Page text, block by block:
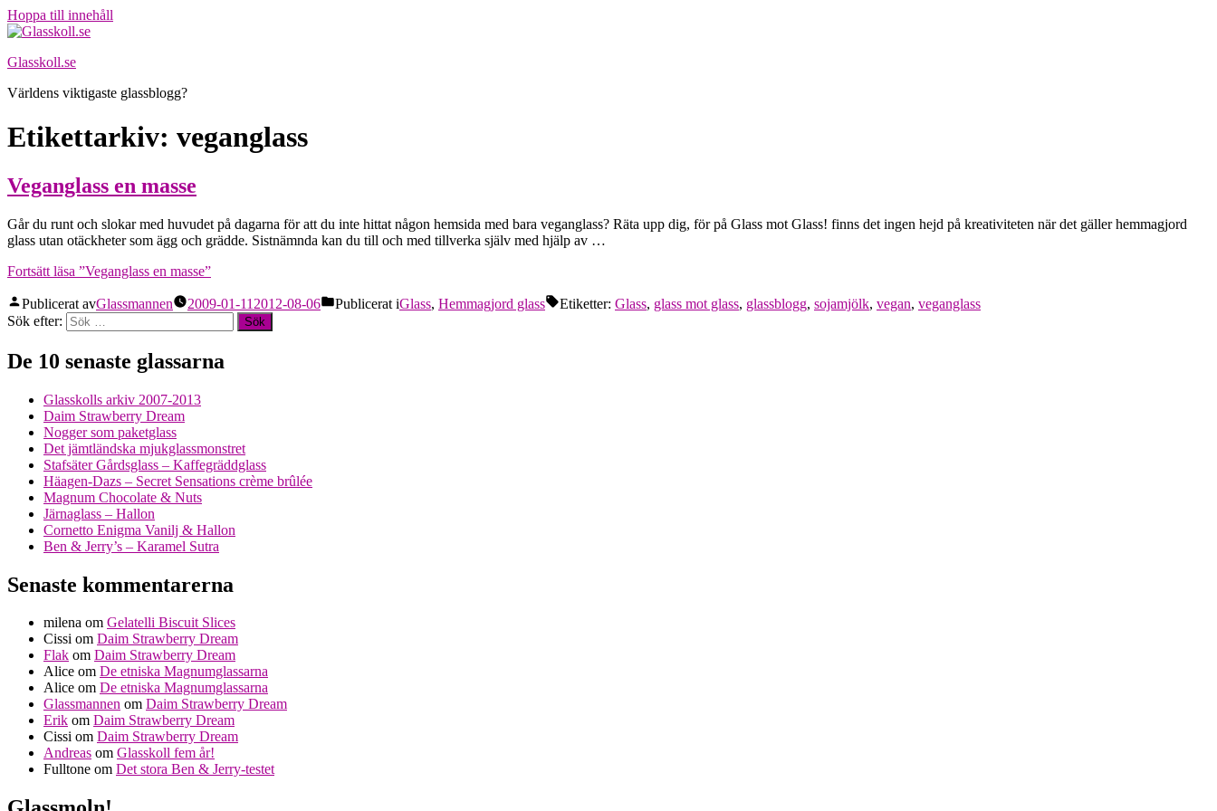
Hoppa till innehåll
Glasskoll.se
Världens viktigaste glassblogg?
Etikettarkiv: veganglass
Veganglass en masse
Går du runt och slokar med huvudet på dagarna för att du inte hittat någon hemsida med bara veganglass? Räta upp dig, för på Glass mot Glass! finns det ingen hejd på kreativiteten när det gäller hemmagjord
glass utan otäckheter som ägg och grädde. Sistnämnda kan du till och med tillverka själv med hjälp av …
Fortsätt läsa ”Veganglass en masse”
Publicerat avGlassmannen 2009-01-11 2012-08-06 Publicerat iGlass, Hemmagjord glass Etiketter: Glass, glass mot glass, glassblogg, sojamjölk, vegan, veganglass
Sök efter:
De 10 senaste glassarna
Glasskolls arkiv 2007-2013
Daim Strawberry Dream
Nogger som paketglass
Det jämtländska mjukglassmonstret
Stafsäter Gårdsglass – Kaffegräddglass
Häagen-Dazs – Secret Sensations crème brûlée
Magnum Chocolate & Nuts
Järnaglass – Hallon
Cornetto Enigma Vanilj & Hallon
Ben & Jerry’s – Karamel Sutra
Senaste kommentarerna
milena om Gelatelli Biscuit Slices
Cissi om Daim Strawberry Dream
Flak om Daim Strawberry Dream
Alice om De etniska Magnumglassarna
Alice om De etniska Magnumglassarna
Glassmannen om Daim Strawberry Dream
Erik om Daim Strawberry Dream
Cissi om Daim Strawberry Dream
Andreas om Glasskoll fem år!
Fulltone om Det stora Ben & Jerry-testet